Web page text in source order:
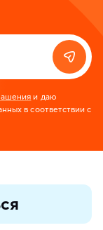
и даю
в соответствии с